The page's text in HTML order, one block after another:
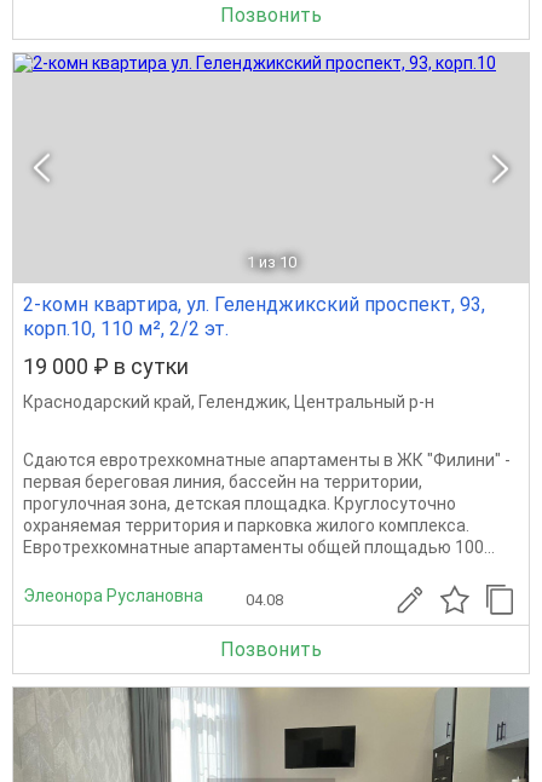
Позвонить
1 из 10
2-комн квартира, ул. Геленджикский проспект, 93,
корп.10, 110 м², 2/2 эт.
19 000 ₽ в сутки
Краснодарский край, Геленджик, Центральный р-н
Сдаются евротрехкомнатные апартаменты в ЖК "Филини" -
первая береговая линия, бассейн на территории,
прогулочная зона, детская площадка. Круглосуточно
охраняемая территория и парковка жилого комплекса.
Евротрехкомнатные апартаменты общей площадью 100...
Элеонора Руслановна 04.08
Позвонить